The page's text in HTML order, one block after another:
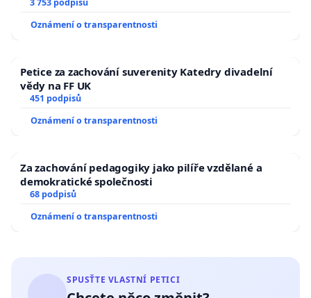
a umírání zvířete natočili.
3 753 podpisů
Oznámení o transparentnosti
Petice za zachování suverenity Katedry divadelní
vědy na FF UK
451 podpisů
Oznámení o transparentnosti
Za zachování pedagogiky jako pilíře vzdělané a
demokratické společnosti
68 podpisů
Oznámení o transparentnosti
SPUSŤTE VLASTNÍ PETICI